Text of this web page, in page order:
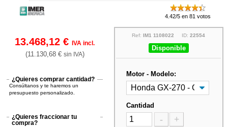
4.42/5 en 81 votos
13.468,12 €IVA incl.
(11.130,68 € sin IVA)
¿Quieres comprar cantidad?
Consúltanos y te haremos un
presupuesto personalizado.
¿Quieres fraccionar tu
compra?
Ref:IM1 1108022 ID:22554
Disponible
Motor - Modelo:
Cantidad
- +